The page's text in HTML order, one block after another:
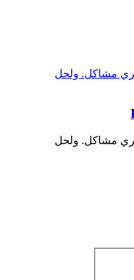
مشاكل. ولحل
مشاكل. ولحل